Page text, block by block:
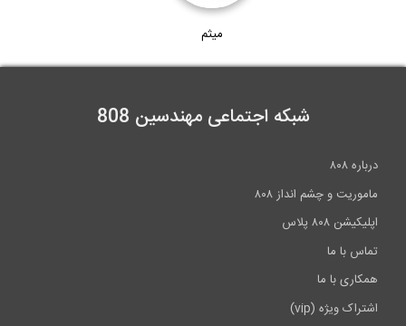
میثم
شبکه اجتماعی مهندسین 808
درباره ۸۰۸
ماموریت و چشم انداز ۸۰۸
اپلیکیشن ۸۰۸ پلاس
تماس با ما
همکاری با ما
اشتراک ویژه (vip)